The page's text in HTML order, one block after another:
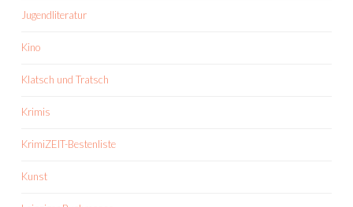
Jugendliteratur
Kino
Klatsch und Tratsch
Krimis
KrimiZEIT-Bestenliste
Kunst